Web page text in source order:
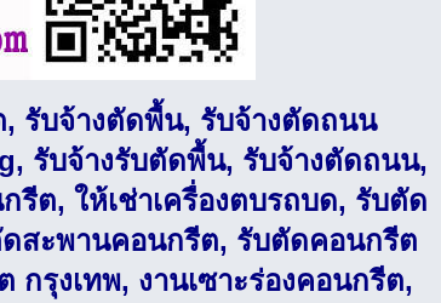
รับจ้างตัดพื้น, รับจ้างตัดถนน
รับจ้างรับตัดพื้น, รับจ้างตัดถนน,
รีต, ให้เช่าเครื่องตบรถบด, รับตัด
สะพานคอนกรีต, รับตัดคอนกรีต
รุงเทพ, งานเซาะร่องคอนกรีต,